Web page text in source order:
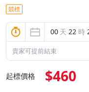
競標
00 天 22 時
賣家可提前結束
起標價格 $460